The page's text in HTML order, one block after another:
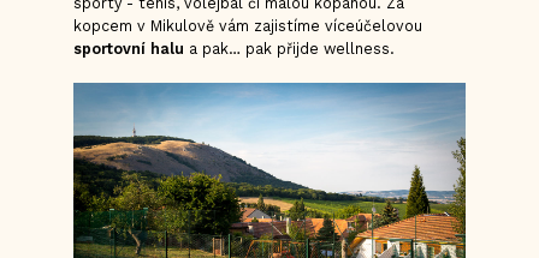
kopcem v Mikulově vám zajistíme víceúčelovou
sportovní halu a pak… pak přijde wellness.